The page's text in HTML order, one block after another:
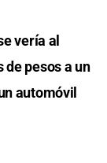
vería al
pesos a un
automóvil